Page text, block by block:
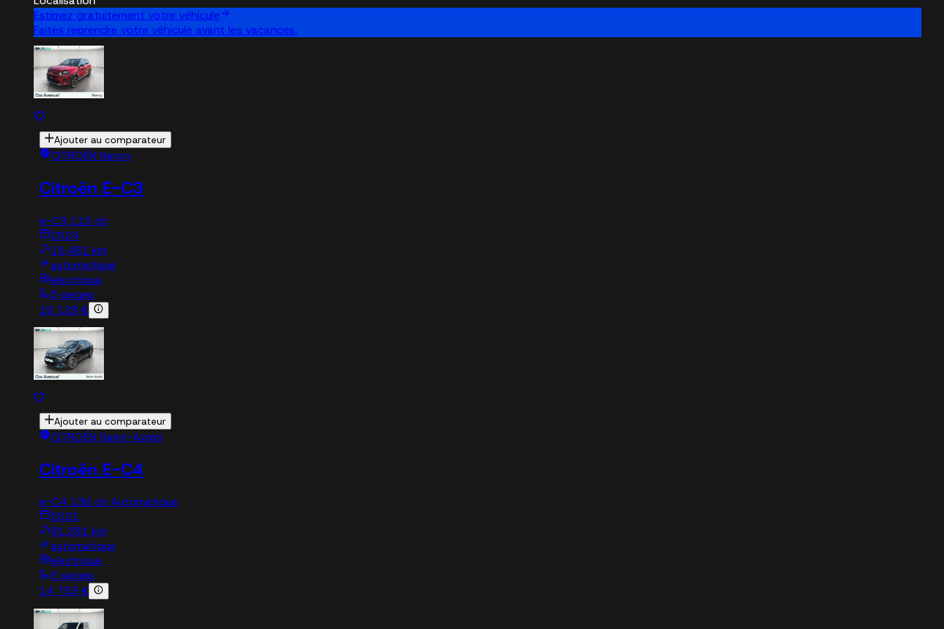
Estimez gratuitement votre véhicule
Faites reprendre votre véhicule avant les vacances.
Ajouter au comparateur
CITROËN Nancy
Citroën E-C3
e-C3 113 ch
2024
15,481 km
automatique
electrique
5 sieges
19 128 €
Ajouter au comparateur
CITROËN Saint-Avold
Citroën E-C4
e-C4 136 ch Automatique
2021
81,281 km
automatique
electrique
5 sieges
14 753 €